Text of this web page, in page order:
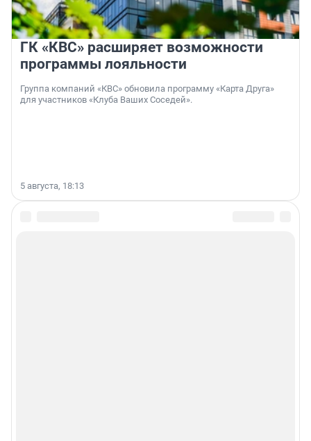
ГК «КВС» расширяет возможности
программы лояльности
Группа компаний «КВС» обновила программу «Карта Друга»
для участников «Клуба Ваших Соседей».
5 августа, 18:13